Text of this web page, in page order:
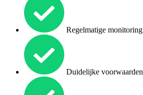
Regelmatige monitoring
Duidelijke voorwaarden